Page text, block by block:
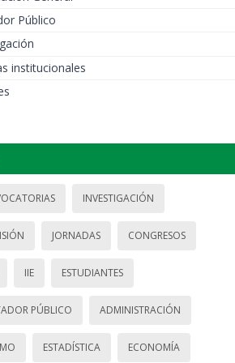
Público
institucionales
INVESTIGACIÓN
JORNADAS CONGRESOS
IIE ESTUDIANTES
PÚBLICO ADMINISTRACIÓN
ESTADÍSTICA ECONOMÍA